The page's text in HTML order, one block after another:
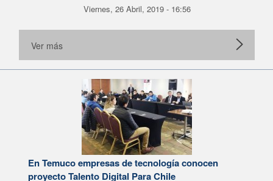
Viernes, 26 Abril, 2019 - 16:56
Ver más
En Temuco empresas de tecnología conocen
proyecto Talento Digital Para Chile